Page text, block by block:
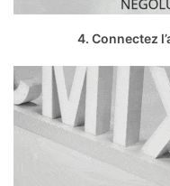
4. Connectez